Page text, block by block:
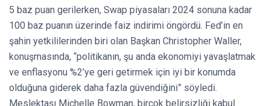
5 baz puan gerilerken, Swap piyasaları 2024 sonuna kadar
100 baz puanın üzerinde faiz indirimi öngördü. Fed’in en
şahin yetkililerinden biri olan Başkan Christopher Waller,
konuşmasında, “politikanın, şu anda ekonomiyi yavaşlatmak
ve enflasyonu %2’ye geri getirmek için iyi bir konumda
olduğuna giderek daha fazla güvendiğini” söyledi.
Meslektaşı Michelle Bowman, birçok belirsizliği kabul